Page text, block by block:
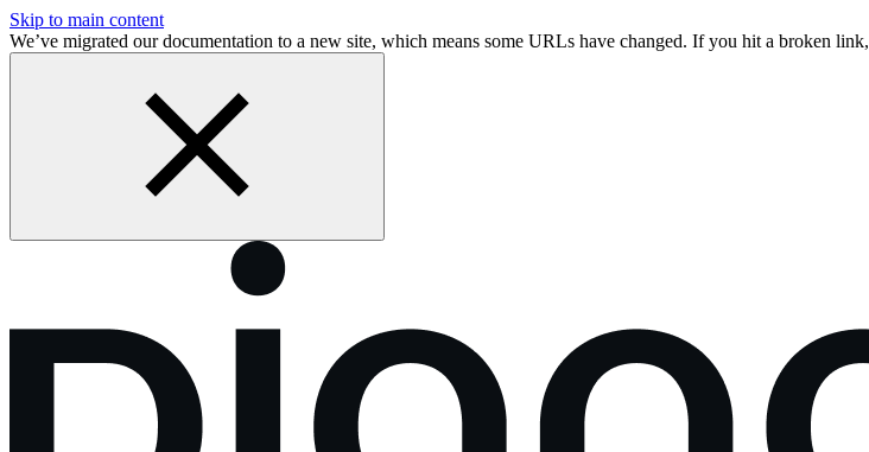
Skip to main content
We’ve migrated our documentation to a new site, which means some URLs have changed. If you hit a broken link,